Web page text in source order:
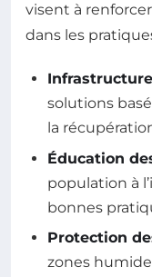
visent à renforcer
dans les
solutions
la
Éducation
population à
bonnes
Protection
zones